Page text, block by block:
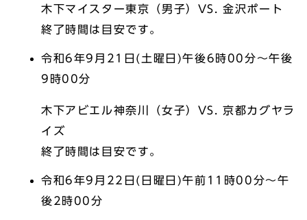
木下マイスター東京（男子）VS. 金沢ポート
終了時間は目安です。
令和6年9月21日(土曜日)午後6時00分～午後
9時00分
木下アビエル神奈川（女子）VS. 京都カグヤラ
イズ
終了時間は目安です。
令和6年9月22日(日曜日)午前11時00分～午
後2時00分